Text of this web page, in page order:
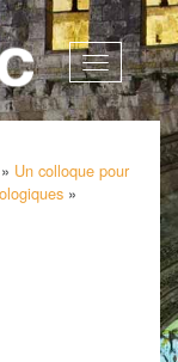
Afficher
la
» Un colloque pour
»